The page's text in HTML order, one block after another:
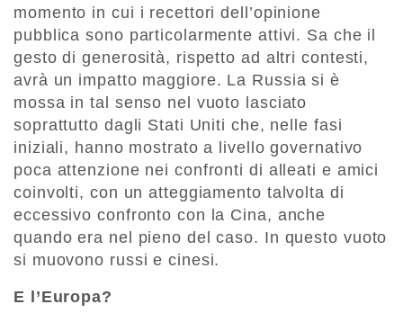
momento in cui i recettori dell’opinione
pubblica sono particolarmente attivi. Sa che il
gesto di generosità, rispetto ad altri contesti,
avrà un impatto maggiore. La Russia si è
mossa in tal senso nel vuoto lasciato
soprattutto dagli Stati Uniti che, nelle fasi
iniziali, hanno mostrato a livello governativo
poca attenzione nei confronti di alleati e amici
coinvolti, con un atteggiamento talvolta di
eccessivo confronto con la Cina, anche
quando era nel pieno del caso. In questo vuoto
si muovono russi e cinesi.
E l’Europa?